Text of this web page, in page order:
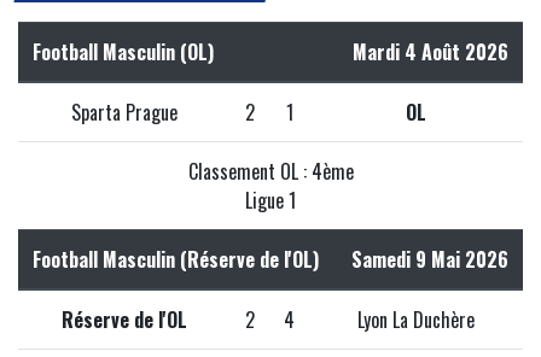
Football Masculin (OL) Mardi 4 Août 2026
Sparta Prague 2 1 OL
Classement OL : 4ème
Ligue 1
Football Masculin (Réserve de l'OL) Samedi 9 Mai 2026
Réserve de l'OL 2 4 Lyon La Duchère